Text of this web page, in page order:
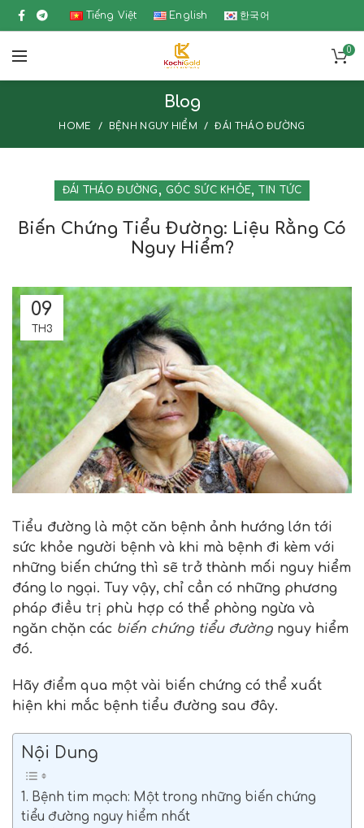
Tiếng Việt English 한국어
0
Blog
HOME BỆNH NGUY HIỂM ĐÁI THÁO ĐƯỜNG
ĐÁI THÁO ĐƯỜNG , GÓC SỨC KHỎE, TIN TỨC
Biến Chứng Tiểu Đường: Liệu Rằng Có
Nguy Hiểm?
09
TH3
Tiểu đường là một căn bệnh ảnh hướng lớn tới
sức khỏe người bệnh và khi mà bệnh đi kèm với
những biến chứng thì sẽ trở thành mối nguy hiểm
đáng lo ngại. Tuy vậy, chỉ cần có những phương
pháp điều trị phù hợp có thể phòng ngừa và
ngăn chặn các biến chứng tiểu đường nguy hiểm
đó.
Hãy điểm qua một vài biến chứng có thể xuất
hiện khi mắc bệnh tiểu đường sau đây.
Nội Dung
1. Bệnh tim mạch: Một trong những biến chứng
tiểu đường nguy hiểm nhất